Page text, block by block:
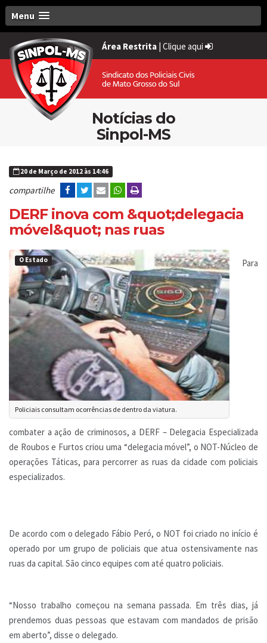
Menu
Área Restrita | Clique aqui
Notícias do
Sinpol-MS
20 de Março de 2012 às 14:46
compartilhe
DERF inova com &quot;delegacia
móvel&quot; nas ruas
O Estado
Policiais consultam ocorrências de dentro da viatura.
Para
combater a ação de criminosos, a DERF – Delegacia Especializada
de Roubos e Furtos criou uma “delegacia móvel”, o NOT-Núcleo de
operações Táticas, para percorrer as ruas da cidade com policiais
especializados.
De acordo com o delegado Fábio Peró, o NOT foi criado no início é
operado por um grupo de policiais que atua ostensivamente nas
ruas da capital. São cinco equipes com até quatro policiais.
“Nosso trabalho começou na semana passada. Em três dias, já
prendemos duas pessoas que estavam com mandados de prisão
em aberto”, disse o delegado.